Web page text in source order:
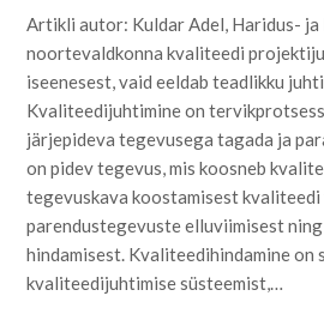
Artikli autor: Kuldar Adel, Haridus-
noortevaldkonna kvaliteedi
iseenesest, vaid eeldab teadlikku
Kvaliteedijuhtimine on
järjepideva tegevusega tagada ja
on pidev tegevus, mis koosneb
tegevuskava koostamisest
parendustegevuste elluviimisest
hindamisest. Kvaliteedihindamine on
kvaliteedijuhtimise süsteemist,…